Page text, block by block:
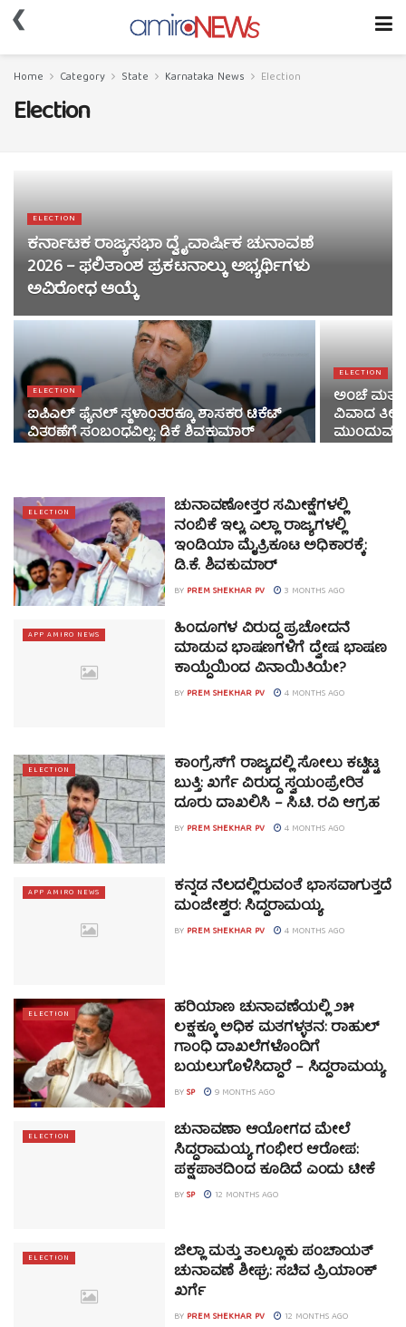
❮
Home Category State Karnataka News Election
Election
ELECTION
ಕರ್ನಾಟಕ ರಾಜ್ಯಸಭಾ ದ್ವೈವಾರ್ಷಿಕ ಚುನಾವಣೆ
2026 – ಫಲಿತಾಂಶ ಪ್ರಕಟನಾಲ್ಕು ಅಭ್ಯರ್ಥಿಗಳು
ಅವಿರೋಧ ಆಯ್ಕೆ
ELECTION
ಐಪಿಎಲ್ ಫೈನಲ್ ಸ್ಥಳಾಂತರಕ್ಕೂ ಶಾಸಕರ ಟಿಕೆಟ್
ವಿತರಣೆಗೆ ಸಂಬಂಧವಿಲ್ಲ: ಡಿಕೆ ಶಿವಕುಮಾರ್
ELECTION
ಅಂಚೆ
ವಿವಾದ
ELECTION ಚುನಾವಣೋತ್ತರ ಸಮೀಕ್ಷೆಗಳಲ್ಲಿ
ನಂಬಿಕೆ ಇಲ್ಲ, ಎಲ್ಲಾ ರಾಜ್ಯಗಳಲ್ಲಿ
ಇಂಡಿಯಾ ಮೈತ್ರಿಕೂಟ ಅಧಿಕಾರಕ್ಕೆ:
ಡಿ.ಕೆ. ಶಿವಕುಮಾರ್
BY PREM SHEKHAR PV 3 MONTHS AGO
APP AMIRO NEWS ಹಿಂದೂಗಳ ವಿರುದ್ಧ ಪ್ರಚೋದನೆ
ಮಾಡುವ ಭಾಷಣಗಳಿಗೆ ದ್ವೇಷ ಭಾಷಣ
ಕಾಯ್ದೆಯಿಂದ ವಿನಾಯಿತಿಯೇ?
BY PREM SHEKHAR PV 4 MONTHS AGO
ELECTION ಕಾಂಗ್ರೆಸ್‍ಗೆ ರಾಜ್ಯದಲ್ಲಿ ಸೋಲು ಕಟ್ಟಿಟ್ಟ
ಬುತ್ತಿ: ಖರ್ಗೆ ವಿರುದ್ಧ ಸ್ವಯಂಪ್ರೇರಿತ
ದೂರು ದಾಖಲಿಸಿ – ಸಿ.ಟಿ. ರವಿ ಆಗ್ರಹ
BY PREM SHEKHAR PV 4 MONTHS AGO
APP AMIRO NEWS ಕನ್ನಡ ನೆಲದಲ್ಲಿರುವಂತೆ ಭಾಸವಾಗುತ್ತದೆ
ಮಂಜೇಶ್ವರ: ಸಿದ್ದರಾಮಯ್ಯ
BY PREM SHEKHAR PV 4 MONTHS AGO
ELECTION ಹರಿಯಾಣ ಚುನಾವಣೆಯಲ್ಲಿ ೨೫
ಲಕ್ಷಕ್ಕೂ ಅಧಿಕ ಮತಗಳ್ಳತನ: ರಾಹುಲ್
ಗಾಂಧಿ ದಾಖಲೆಗಳೊಂದಿಗೆ
ಬಯಲುಗೊಳಿಸಿದ್ದಾರೆ – ಸಿದ್ದರಾಮಯ್ಯ
BYSP 9 MONTHS AGO
ELECTION ಚುನಾವಣಾ ಆಯೋಗದ ಮೇಲೆ
ಸಿದ್ದರಾಮಯ್ಯ ಗಂಭೀರ ಆರೋಪ:
ಪಕ್ಷಪಾತದಿಂದ ಕೂಡಿದೆ ಎಂದು ಟೀಕೆ
BYSP 12 MONTHS AGO
ELECTION ಜಿಲ್ಲಾ ಮತ್ತು ತಾಲ್ಲೂಕು ಪಂಚಾಯತ್
ಚುನಾವಣೆ ಶೀಘ್ರ: ಸಚಿವ ಪ್ರಿಯಾಂಕ್
ಖರ್ಗೆ
BY PREM SHEKHAR PV 12 MONTHS AGO